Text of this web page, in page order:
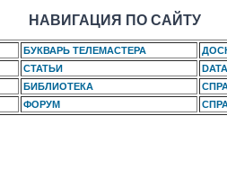
НАВИГАЦИЯ ПО САЙТУ
БУКВАРЬ ТЕЛЕМАСТЕРА
СТАТЬИ
БИБЛИОТЕКА
ФОРУМ